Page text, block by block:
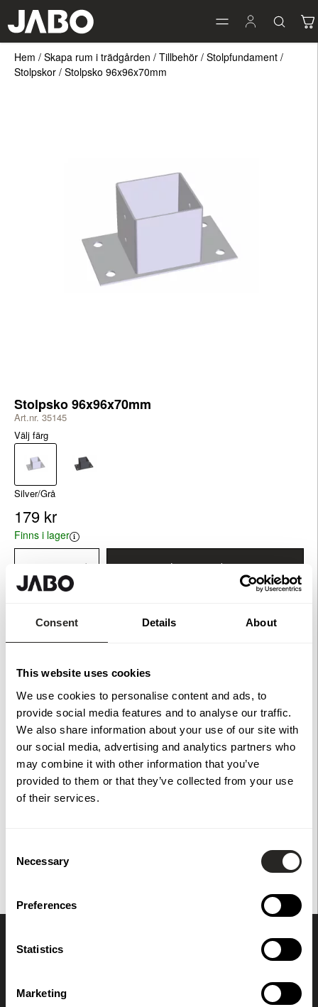
Consent Details About
This website uses cookies
We use cookies to personalise content and ads, to
provide social media features and to analyse our traffic.
We also share information about your use of our site with
our social media, advertising and analytics partners who
may combine it with other information that you’ve
provided to them or that they’ve collected from your use
of their services.
Selection
Necessary
Preferences
Statistics
Marketing
Hem / Skapa rum i trädgården / Tillbehör / Stolpfundament /
Stolpskor / Stolpsko 96x96x70mm
Stolpsko 96x96x70mm
Art.nr. 35145
Välj färg
Silver/Grå
179 kr
Finns i lager
Lägg i varukorg
Produktinformation
Stolpsko vit 96x96x70 mm. En stilren och minimalistisk
För att ge en så tydlig bild som möjligt kan vissa bilder vara
skapade eller förbättrade med hjälp av AI.
Specifikationer
Du har också tittat på
Prenumerera på vårt nyhetsbrev
OK